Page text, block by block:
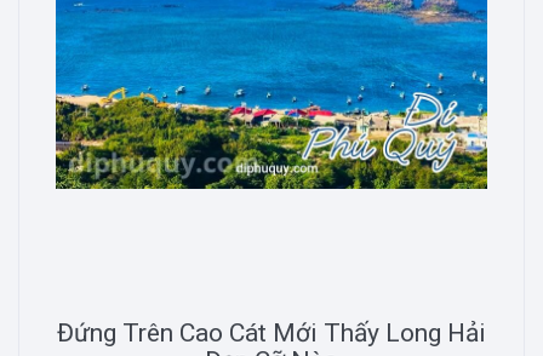
Đứng Trên Cao Cát Mới Thấy Long Hải